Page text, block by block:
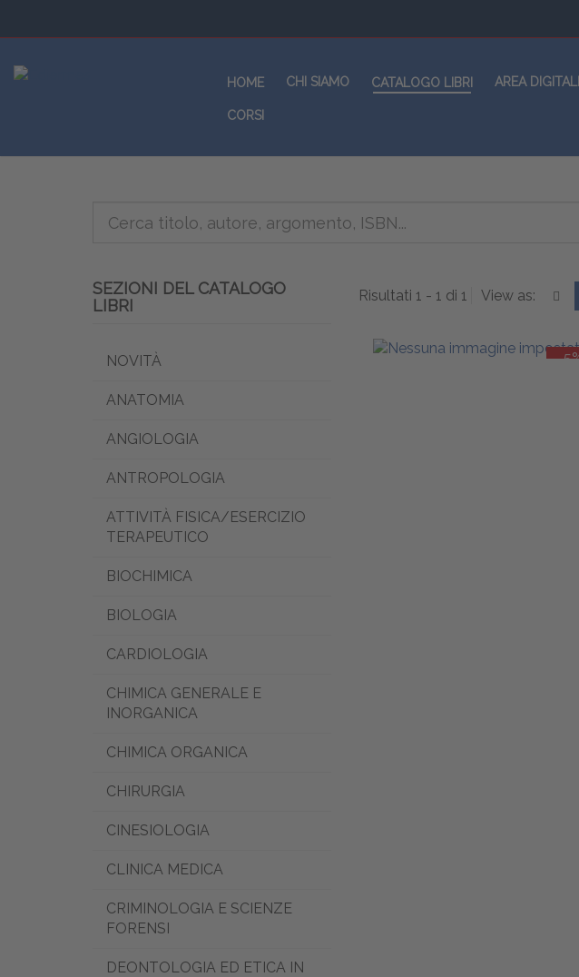
HOME CHI SIAMO CATALOGO LIBRI AREA
CORSI
Risultati 1 - 1 di 1 View as:
-
SEZIONI DEL CATALOGO
LIBRI
NOVITÀ
ANATOMIA
ANGIOLOGIA
ANTROPOLOGIA
ATTIVITÀ FISICA/ESERCIZIO
TERAPEUTICO
BIOCHIMICA
BIOLOGIA
CARDIOLOGIA
CHIMICA GENERALE E
INORGANICA
CHIMICA ORGANICA
CHIRURGIA
CINESIOLOGIA
CLINICA MEDICA
CRIMINOLOGIA E SCIENZE
FORENSI
DEONTOLOGIA ED ETICA IN